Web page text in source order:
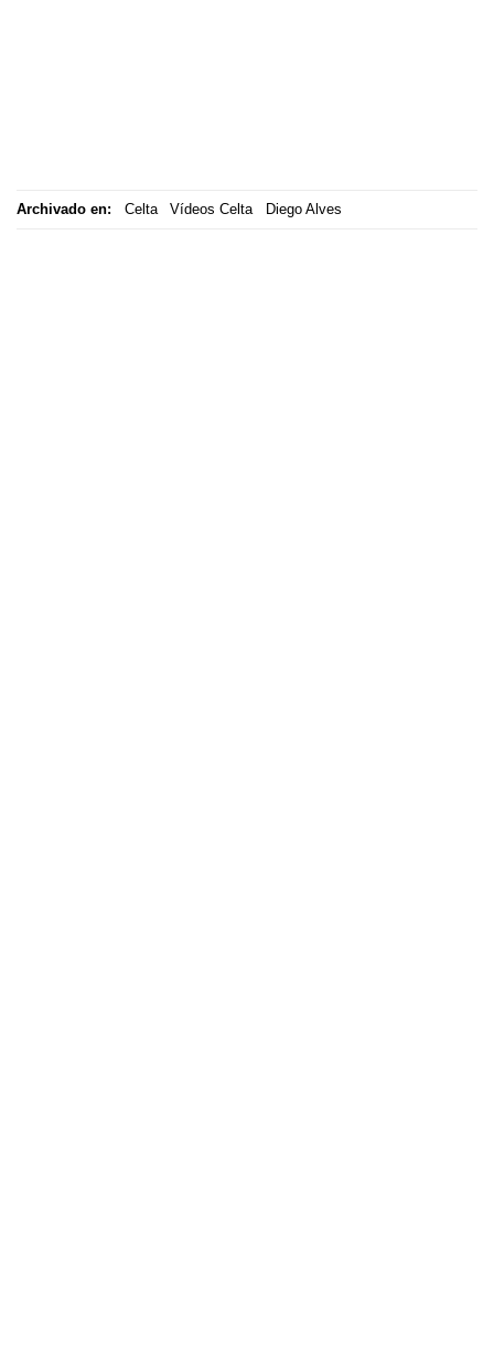
Archivado en: Celta Vídeos Celta Diego Alves